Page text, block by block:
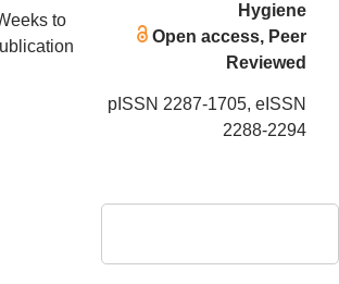
to
Hygiene
Open access, Peer
Reviewed
pISSN 2287-1705, eISSN
2288-2294